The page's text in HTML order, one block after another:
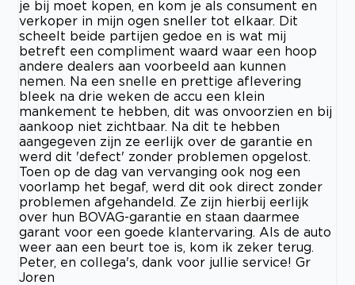
je bij moet kopen, en kom je als consument en
verkoper in mijn ogen sneller tot elkaar. Dit
scheelt beide partijen gedoe en is wat mij
betreft een compliment waard waar een hoop
andere dealers aan voorbeeld aan kunnen
nemen. Na een snelle en prettige aflevering
bleek na drie weken de accu een klein
mankement te hebben, dit was onvoorzien en bij
aankoop niet zichtbaar. Na dit te hebben
aangegeven zijn ze eerlijk over de garantie en
werd dit 'defect' zonder problemen opgelost.
Toen op de dag van vervanging ook nog een
voorlamp het begaf, werd dit ook direct zonder
problemen afgehandeld. Ze zijn hierbij eerlijk
over hun BOVAG-garantie en staan daarmee
garant voor een goede klantervaring. Als de auto
weer aan een beurt toe is, kom ik zeker terug.
Peter, en collega's, dank voor jullie service! Gr
Joren